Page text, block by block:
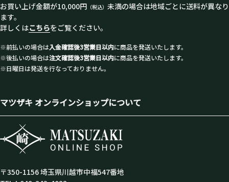
お買い上げ金額が10,000円 （税込） 未満の場合は地域ごとに送料が異なり
ます。
詳しくはこちらをご覧ください。
※前払いの場合は入金確認後3営業日以内に商品を発送いたします。
※後払いの場合は注文確認後3営業日以内に商品を発送いたします。
※日曜日は発送を行なっておりません。
マツザキ オンラインショップについて
〒350-1156 埼玉県川越市中福547番地